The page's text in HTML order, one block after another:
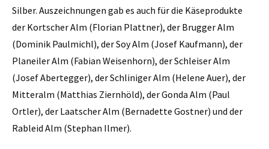
Silber. Auszeichnungen gab es auch für die Käseprodukte
der Kortscher Alm (Florian Plattner), der Brugger Alm
(Dominik Paulmichl), der Soy Alm (Josef Kaufmann), der
Planeiler Alm (Fabian Weisenhorn), der Schleiser Alm
(Josef Abertegger), der Schliniger Alm (Helene Auer), der
Mitteralm (Matthias Ziernhöld), der Gonda Alm (Paul
Ortler), der Laatscher Alm (Bernadette Gostner) und der
Rableid Alm (Stephan Ilmer).